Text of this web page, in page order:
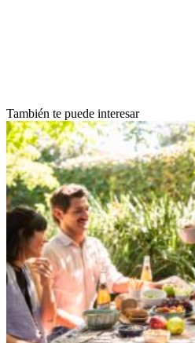
También te puede interesar